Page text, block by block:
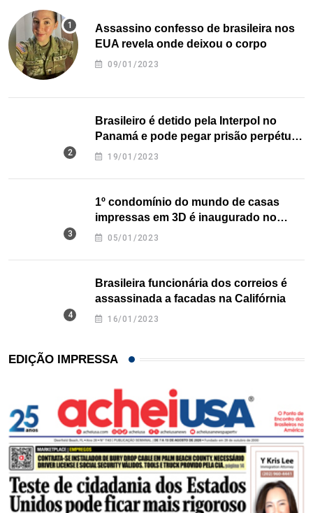
Assassino confesso de brasileira nos
EUA revela onde deixou o corpo
09/01/2023
Brasileiro é detido pela Interpol no
Panamá e pode pegar prisão perpétua
nos EUA
19/01/2023
1º condomínio do mundo de casas
impressas em 3D é inaugurado no
Texas
05/01/2023
Brasileira funcionária dos correios é
assassinada a facadas na Califórnia
16/01/2023
EDIÇÃO IMPRESSA